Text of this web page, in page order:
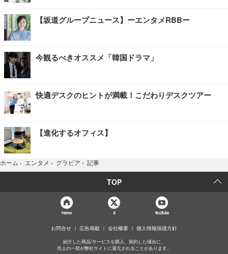
【坂道グループニュース】ーエンタメRBBー
今観るべきオススメ「韓国ドラマ」
快適デスクのヒントが満載！こだわりデスクツアー
【進化するオフィス】
ホーム › エンタメ › グラビア › 記事
TOP
Home X YouTube
お問合せ 広告掲載 会社概要 個人情報保護方針
紹介した商品/サービスを購入、契約した場合に、
売上の一部が弊社サイトに還元されることがあります。